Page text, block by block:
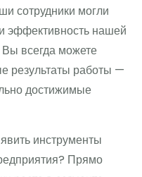
сотрудники могли
эффективность нашей
Вы всегда можете
результаты работы —
достижимые
инструменты
Прямо